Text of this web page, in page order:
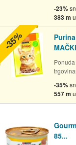
-23%
383 m
-35%
557 m
-35%
85...